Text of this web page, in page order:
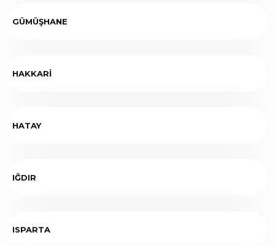
GÜMÜŞHANE
HAKKARİ
HATAY
IĞDIR
ISPARTA